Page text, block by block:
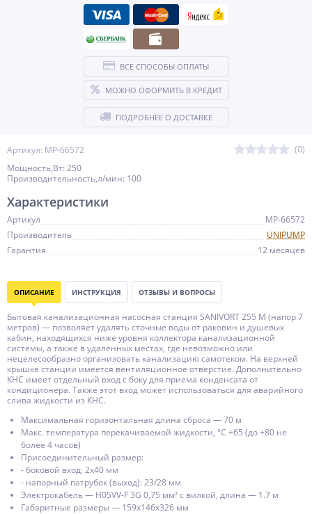
Артикул: MP-66572
(0)
Мощность,Вт: 250
Производительность,л/мин: 100
ВСЕ СПОСОБЫ ОПЛАТЫ
МОЖНО ОФОРМИТЬ В КРЕДИТ
ПОДРОБНЕЕ О ДОСТАВКЕ
Характеристики
Артикул
MP-66572
Производитель
UNIPUMP
Гарантия
12 месяцев
ОПИСАНИЕ ИНСТРУКЦИЯ ОТЗЫВЫ И ВОПРОСЫ
Бытовая канализационная насосная станция SANIVORT 255 M (напор 7
метров) — позволяет удалять сточные воды от раковин и душевых
кабин, находящихся ниже уровня коллектора канализационной
системы, а также в удаленных местах, где невозможно или
нецелесообразно организовать канализацию самотеком. На верхней
крышке станции имеется вентиляционное отверстие. Дополнительно
КНС имеет отдельный вход с боку для приема конденсата от
кондиционера. Также этот вход может использоваться для аварийного
слива жидкости из КНС.
Максимальная горизонтальная длина сброса — 70 м
Макс. температура перекачиваемой жидкости, °С +65 (до +80 не
более 4 часов)
Присоединительный размер:
- боковой вход: 2х40 мм
- напорный патрубок (выход): 23/28 мм
Электрокабель — Н05VV-F 3G 0,75 мм² с вилкой, длина — 1.7 м
Габаритные размеры — 159x146x326 мм